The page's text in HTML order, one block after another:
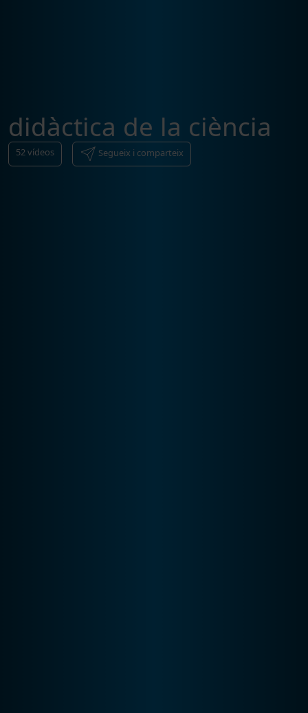
didàctica de la ciència
52 vídeos Segueix i comparteix